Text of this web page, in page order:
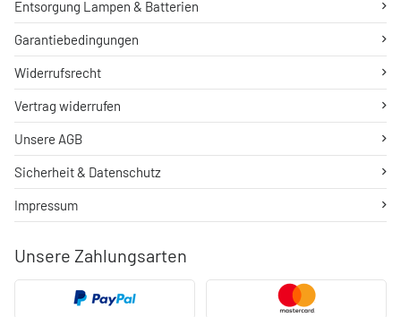
Unsere Zahlungsarten
Entsorgung Lampen & Batterien
Garantiebedingungen
Widerrufsrecht
Vertrag widerrufen
Unsere AGB
Sicherheit & Datenschutz
Impressum